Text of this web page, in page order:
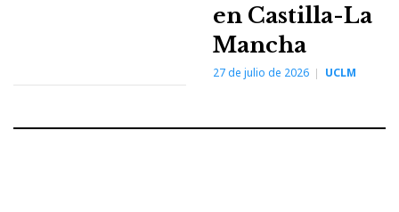
en Castilla-La
Mancha
27 de julio de 2026 UCLM